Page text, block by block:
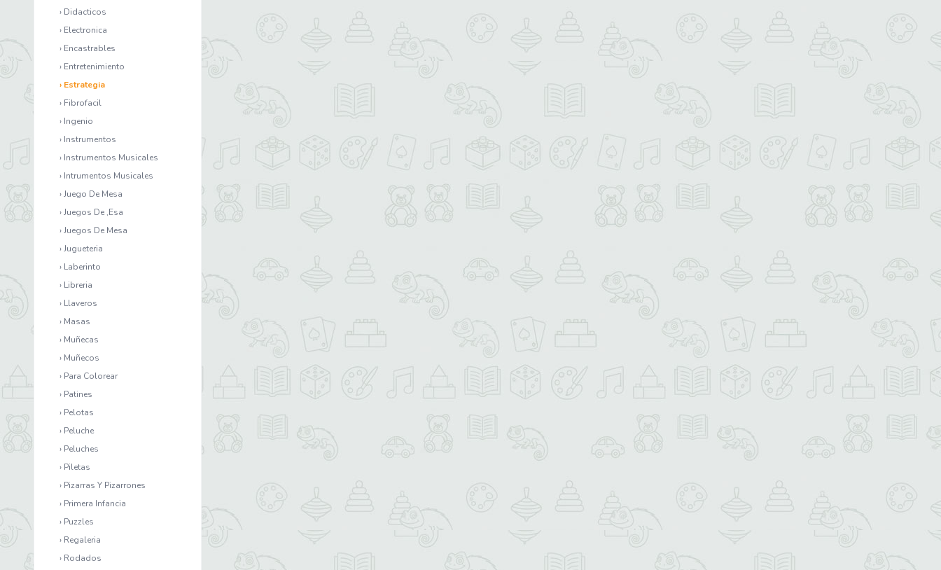
› Didacticos
› Electronica
› Encastrables
› Entretenimiento
› Estrategia
› Fibrofacil
› Ingenio
› Instrumentos
› Instrumentos Musicales
› Intrumentos Musicales
› Juego De Mesa
› Juegos De ,Esa
› Juegos De Mesa
› Jugueteria
› Laberinto
› Libreria
› Llaveros
› Masas
› Muñecas
› Muñecos
› Para Colorear
› Patines
› Pelotas
› Peluche
› Peluches
› Piletas
› Pizarras Y Pizarrones
› Primera Infancia
› Puzzles
› Regaleria
› Rodados